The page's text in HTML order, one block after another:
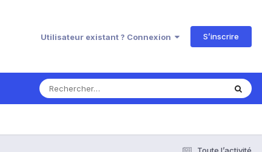
Utilisateur existant ? Connexion S’inscrire